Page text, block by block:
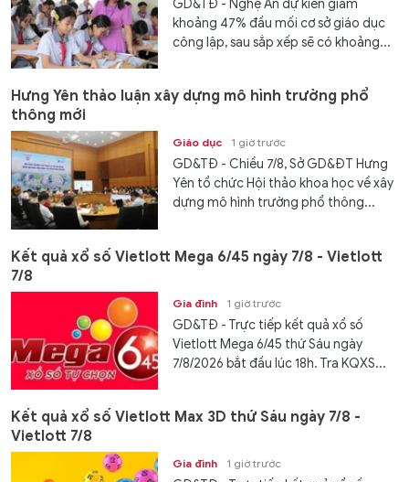
GD&TĐ - Nghệ An dự kiến giảm
khoảng 47% đầu mối cơ sở giáo dục
công lập, sau sắp xếp sẽ có khoảng...
Hưng Yên thảo luận xây dựng mô hình trường phổ
thông mới
Giáo dục 1 giờ trước
GD&TĐ - Chiều 7/8, Sở GD&ĐT Hưng
Yên tổ chức Hội thảo khoa học về xây
dựng mô hình trường phổ thông...
Kết quả xổ số Vietlott Mega 6/45 ngày 7/8 - Vietlott
7/8
Gia đình 1 giờ trước
GD&TĐ - Trực tiếp kết quả xổ số
Vietlott Mega 6/45 thứ Sáu ngày
7/8/2026 bắt đầu lúc 18h. Tra KQXS...
Kết quả xổ số Vietlott Max 3D thứ Sáu ngày 7/8 -
Vietlott 7/8
Gia đình 1 giờ trước